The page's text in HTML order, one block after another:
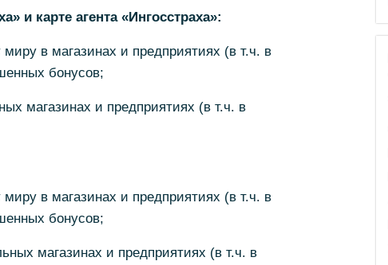
и карте агента «Ингосстраха»:
в магазинах и предприятиях (в т.ч. в
бонусов;
магазинах и предприятиях (в т.ч. в
в магазинах и предприятиях (в т.ч. в
бонусов;
магазинах и предприятиях (в т.ч. в